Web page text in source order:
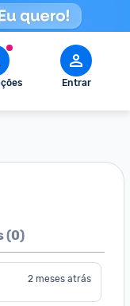
Entrar
(0)
2 meses atrás